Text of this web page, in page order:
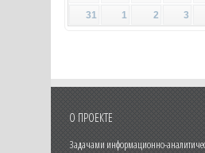
31
1 2 3
О ПРОЕКТЕ
Задачами информационно-